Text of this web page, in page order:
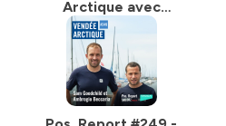
Arctique avec
Elodie Bonafous et
Francesca Clapcich